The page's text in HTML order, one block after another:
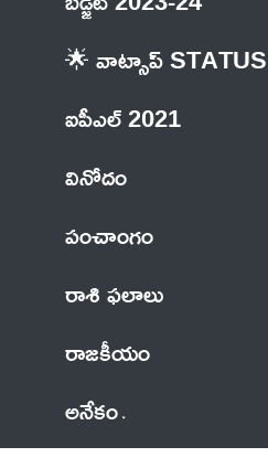
🌟 వాట్సాప్ STATUS
ఐపీఎల్ 2021
వినోదం
పంచాంగం
రాశి ఫలాలు
రాజకీయం
అనేకం